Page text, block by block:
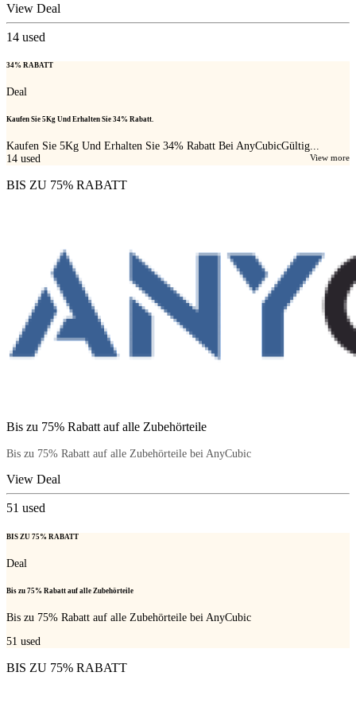
View Deal
14 used
34% RABATT
Deal
Kaufen Sie 5Kg Und Erhalten Sie 34% Rabatt.
Kaufen Sie 5Kg Und Erhalten Sie 34% Rabatt Bei AnyCubicGültig...
View more
14 used
BIS ZU 75% RABATT
Bis zu 75% Rabatt auf alle Zubehörteile
Bis zu 75% Rabatt auf alle Zubehörteile bei AnyCubic
View Deal
51 used
BIS ZU 75% RABATT
Deal
Bis zu 75% Rabatt auf alle Zubehörteile
Bis zu 75% Rabatt auf alle Zubehörteile bei AnyCubic
51 used
BIS ZU 75% RABATT